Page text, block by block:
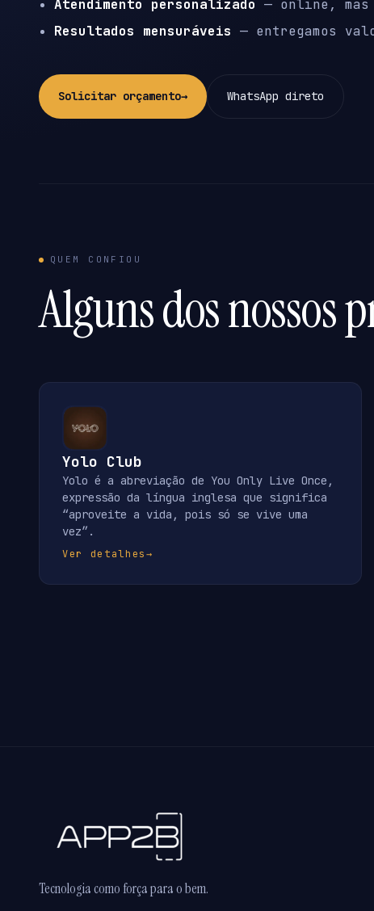
Atendimento personalizado — online, mas
Resultados mensuráveis — entregamos
Solicitar orçamento→ WhatsApp direto
QUEM CONFIOU
Alguns dos nossos
Yolo Club
Yolo é a abreviação de You Only Live Once,
expressão da língua inglesa que significa
“aproveite a vida, pois só se vive uma
vez”.
Ver detalhes→
Tecnologia como força para o bem.